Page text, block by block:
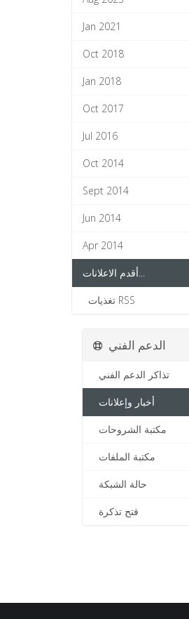
Jan 2021
Oct 2018
Jan 2018
Oct 2017
Jul 2016
Oct 2014
Sept 2014
Jun 2014
Apr 2014
أقدم الاعلانات...
تغذيات RSS
الدعم الفني
تذاكر الدعم الفني
أخبار وإعلانات
مكتبة الشروحات
مكتبة الملفات
حالة الشبكة
فتح تذكرة